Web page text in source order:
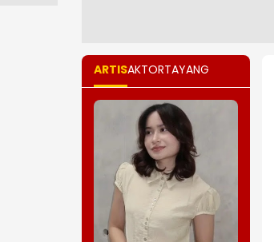
ARTISAKTORTAYANG